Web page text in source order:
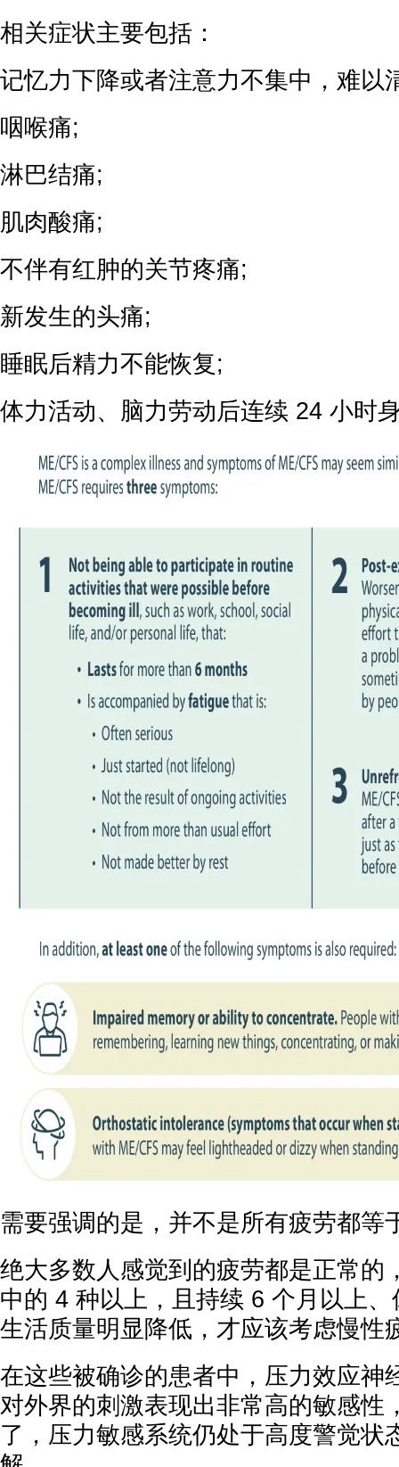
相关症状主要包括：
记忆力下降或者注意力不集中，难以
咽喉痛;
淋巴结痛;
肌肉酸痛;
不伴有红肿的关节疼痛;
新发生的头痛;
睡眠后精力不能恢复;
体力活动、脑力劳动后连续 24 小时
需要强调的是，并不是所有疲劳都等
绝大多数人感觉到的疲劳都是正常的
中的 4 种以上，且持续 6 个月以上
生活质量明显降低，才应该考虑慢性
在这些被确诊的患者中，压力效应神
对外界的刺激表现出非常高的敏感性
了，压力敏感系统仍处于高度警觉状